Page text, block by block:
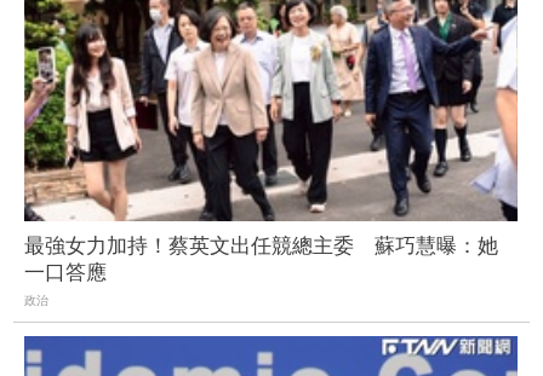
最強女力加持！蔡英文出任競總主委 蘇巧慧曝：她
一口答應
政治